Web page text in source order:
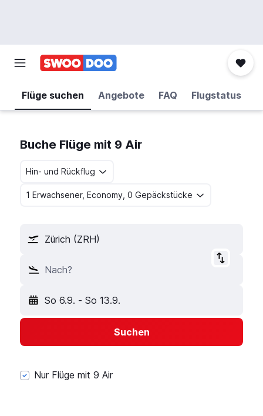
Flüge suchen Angebote FAQ Flugstatus
Buche Flüge mit 9 Air
Hin- und Rückflug
1 Erwachsener, Economy, 0 Gepäckstücke
Zürich (ZRH)
Nach?
So 6.9. - So 13.9.
Suchen
Nur Flüge mit 9 Air